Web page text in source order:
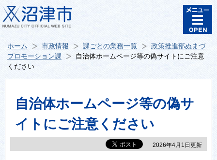
ホーム 市政情報 課ごとの業務一覧
政策推進部ぬまづ
プロモーション課
自治体ホームページ等の偽サイトにご注意
ください
自治体ホームページ等の偽サ
イトにご注意ください
2026年4月1日更新